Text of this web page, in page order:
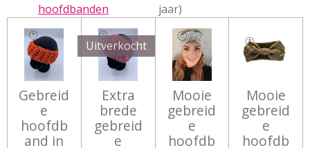
hoofdbanden
jaar)
Gebreid
e
hoofdb
and in
Uitverkocht
Extra
brede
gebreid
e
Mooie
gebreid
e
hoofdb
Mooie
gebreid
e
hoofdb